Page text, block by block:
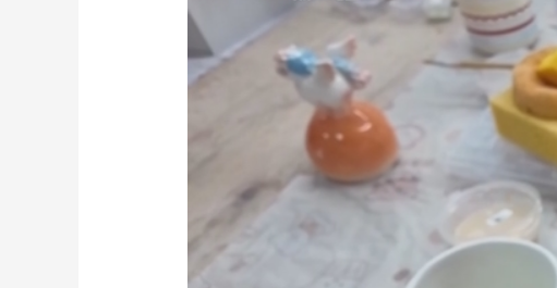
直播 竞猜 2026年世界杯 2026年冬奥会
CCTV奥林匹克频道 体育江湖
生态环境
大国展会 大国保险 云顶对话